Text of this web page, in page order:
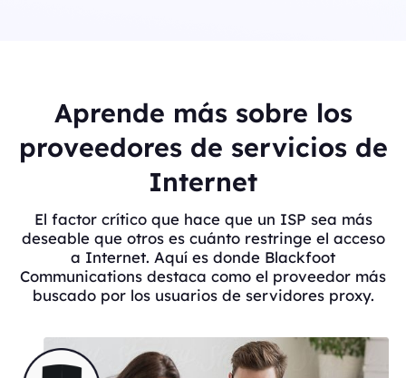
Aprende más sobre los
proveedores de servicios de
Internet
El factor crítico que hace que un ISP sea más
deseable que otros es cuánto restringe el acceso
a Internet. Aquí es donde Blackfoot
Communications destaca como el proveedor más
buscado por los usuarios de servidores proxy.